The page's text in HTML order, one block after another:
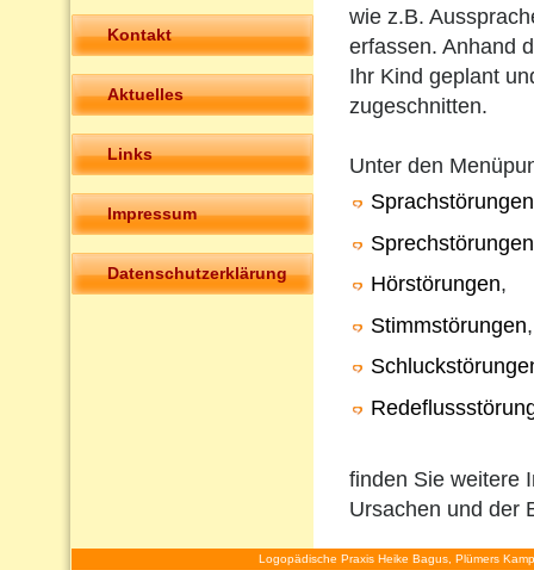
Kontakt
Aktuelles
Links
Impressum
Datenschutzerklärung
wie z.B.
erfassen. Anhand
Ihr Kind geplant
zugeschnitten.
Unter den
Sprachstörungen
Sprechstörungen
Hörstörungen,
Stimmstörungen,
finden Sie weitere
Ursachen und der
Logopädische Praxis Heike Bagus, Plümers